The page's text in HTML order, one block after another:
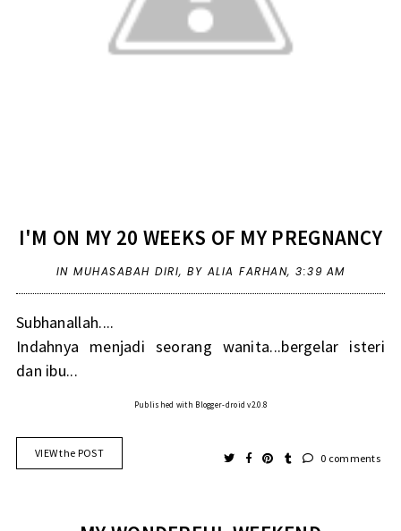
I'M ON MY 20 WEEKS OF MY PREGNANCY
IN MUHASABAH DIRI, BY ALIA FARHAN, 3:39 AM
Subhanallah....
Indahnya menjadi seorang wanita...bergelar isteri
dan ibu...
Published with Blogger-droid v2.0.8
VIEW the POST 0 comments